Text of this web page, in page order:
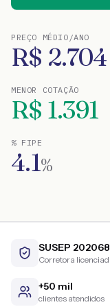
PREÇO MÉDIO/ANO
R$ 2.704
MENOR COTAÇÃO
R$ 1.391
% FIPE
4.1%
SUSEP
Corretora
+50 mil
clientes atendidos